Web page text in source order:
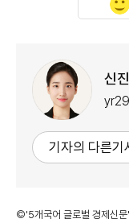
신
기자의 다른기
©'5개국어 글로벌 경제신문'